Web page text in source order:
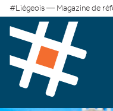
#Liégeois — Magazine de